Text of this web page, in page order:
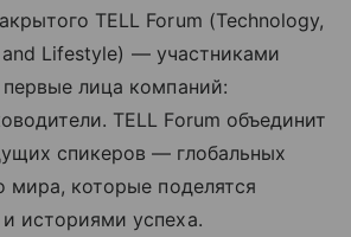
TELL Forum (Technology,
Lifestyle) — участниками
первые лица компаний:
TELL Forum объединит
спикеров — глобальных
мира, которые поделятся
историями успеха.